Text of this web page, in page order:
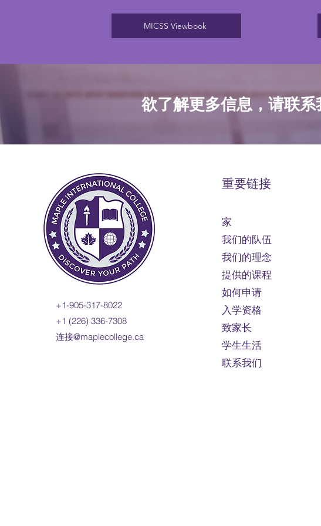
MICSS Viewbook
欲了解更多信息，请联系
+1-905-317-8022
+1 (226) 336-7308
连接@maplecollege.ca
重要链接
家
我们的队伍
我们的理念
提供的课程
如何申请
入学资格
致家长
学生生活
联系我们